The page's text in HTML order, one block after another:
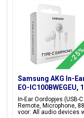
-
Samsung AKG In-
EO-
8806090270062;EO-
In-Ear Oordopjes (USB-
Remote, Microphone,
voor: All audio devices